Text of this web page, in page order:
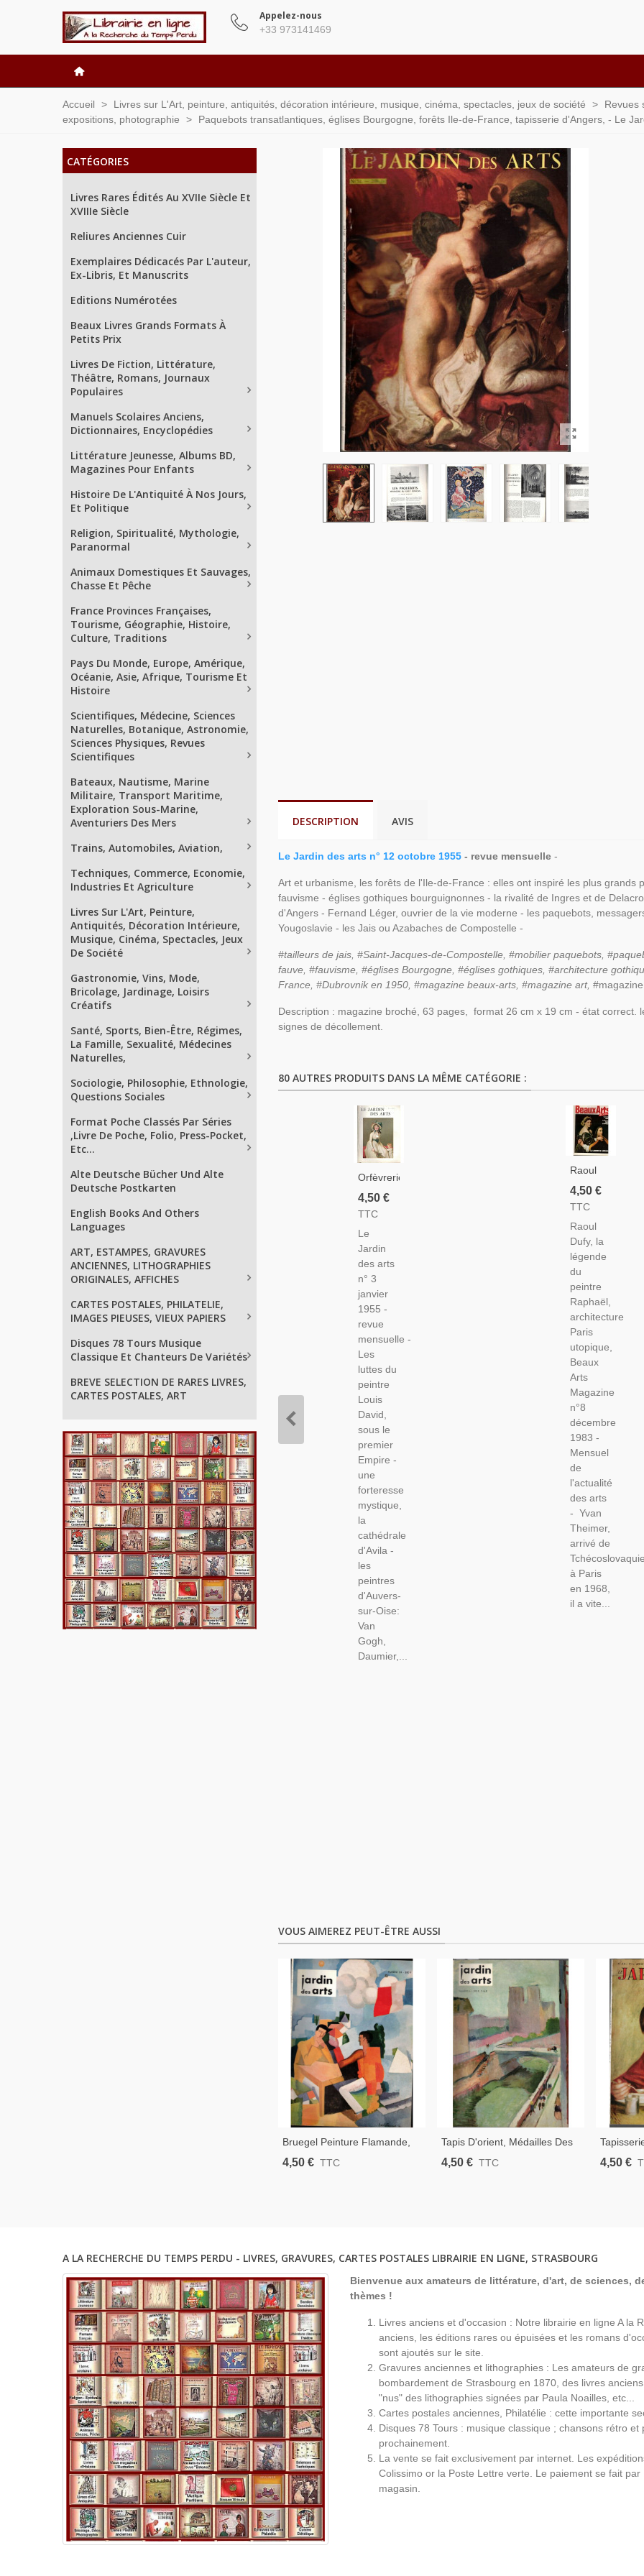
Appelez-nous
+33 973141469
Accueil > Livres sur L'Art, peinture, antiquités, décoration intérieure, musique, cinéma, spectacles, jeux de société >
Revues
expositions, photographie
> Paquebots transatlantiques, églises Bourgogne, forêts Ile-de-France, tapisserie d'Angers, - Le
CATÉGORIES
Livres Rares Édités Au XVIIe Siècle Et
XVIIIe Siècle
Reliures Anciennes Cuir
Exemplaires Dédicacés Par L'auteur,
Ex-Libris, Et Manuscrits
Editions Numérotées
Beaux Livres Grands Formats À
Petits Prix
Livres De Fiction, Littérature,
Théâtre, Romans, Journaux
Populaires
Manuels Scolaires Anciens,
Dictionnaires, Encyclopédies
Littérature Jeunesse, Albums BD,
Magazines Pour Enfants
Histoire De L'Antiquité À Nos Jours,
Et Politique
Religion, Spiritualité, Mythologie,
Paranormal
Animaux Domestiques Et Sauvages,
Chasse Et Pêche
France Provinces Françaises,
Tourisme, Géographie, Histoire,
Culture, Traditions
Pays Du Monde, Europe, Amérique,
Océanie, Asie, Afrique, Tourisme Et
Histoire
Scientifiques, Médecine, Sciences
Naturelles, Botanique, Astronomie,
Sciences Physiques, Revues
Scientifiques
Bateaux, Nautisme, Marine
Militaire, Transport Maritime,
Exploration Sous-Marine,
Aventuriers Des Mers
Trains, Automobiles, Aviation,
Techniques, Commerce, Economie,
Industries Et Agriculture
Livres Sur L'Art, Peinture,
Antiquités, Décoration Intérieure,
Musique, Cinéma, Spectacles, Jeux
De Société
Gastronomie, Vins, Mode,
Bricolage, Jardinage, Loisirs
Créatifs
Santé, Sports, Bien-Être, Régimes,
La Famille, Sexualité, Médecines
Naturelles,
Sociologie, Philosophie, Ethnologie,
Questions Sociales
Format Poche Classés Par Séries
,Livre De Poche, Folio, Press-Pocket,
Etc...
Alte Deutsche Bücher Und Alte
Deutsche Postkarten
English Books And Others
Languages
ART, ESTAMPES, GRAVURES
ANCIENNES, LITHOGRAPHIES
ORIGINALES, AFFICHES
CARTES POSTALES, PHILATELIE,
IMAGES PIEUSES, VIEUX PAPIERS
Disques 78 Tours Musique
Classique Et Chanteurs De Variétés
BREVE SELECTION DE RARES LIVRES,
CARTES POSTALES, ART
DESCRIPTION AVIS
Le Jardin des arts n° 12 octobre 1955 - revue mensuelle -
Art et urbanisme, les forêts de l'Ile-de-France : elles ont inspiré les plus
fauvisme - églises gothiques bourguignonnes - la rivalité de Ingres et de
d'Angers - Fernand Léger, ouvrier de la vie moderne - les paquebots,
Yougoslavie - les Jais ou Azabaches de Compostelle -
#tailleurs de jais, #Saint-Jacques-de-Compostelle, #mobilier paquebots,
fauve, #fauvisme, #églises Bourgogne, #églises gothiques, #architecture
France, #Dubrovnik en 1950, #magazine beaux-arts, #magazine art,
Description : magazine broché, 63 pages, format 26 cm x 19 cm - état correct.
signes de décollement.
80 AUTRES PRODUITS DANS LA MÊME CATÉGORIE :
Orfèvrerie
Portugal,
Fourrures,
Auvers-
Sur-
Oise,
Oiseaux,
Peintre
David, -
Le
Jardin
Des Arts
N°3 Jan
1955 -,
4,50 €
TTC
Le
Jardin
des arts
n° 3
janvier
1955 -
revue
mensuelle -
Les
luttes du
peintre
Louis
David,
sous le
premier
Empire -
une
forteresse
mystique,
la
cathédrale
d'Avila -
les
peintres
d'Auvers-
sur-Oise:
Van
Gogh,
Daumier,...
Raoul
Dufy,
Peintre
Électricité
Du Néon
À L'art,
Architecture
Paris
Utopique,
Beaux
Arts
Magazine
N°8 Déc
1983
4,50 €
TTC
Raoul
Dufy, la
légende
du
peintre
Raphaël,
architecture
Paris
utopique,
Beaux
Arts
Magazine
n°8
décembre
1983 -
Mensuel
de
l'actualité
des arts
- Yvan
Theimer,
arrivé de
Tchécoslovaquie
à Paris
en 1968,
il a vite...
VOUS AIMEREZ PEUT-ÊTRE AUSSI
Bruegel Peinture Flamande,
Bourgogne, Églises D'Orient,
Affiches, , - Jardin Des Arts
4,50 € TTC
Tapis D'orient, Médailles Des
Papes, Millet, Paris En
Peinture - Jardin Des Arts
4,50 € TTC
Abbayes
- Jardin
4,50 €
A LA RECHERCHE DU TEMPS PERDU - LIVRES, GRAVURES, CARTES POSTALES LIBRAIRIE EN LIGNE, STRASBOURG
Bienvenue aux amateurs de littérature, d'art, de sciences,
thèmes !
Livres anciens et d'occasion : Notre librairie en ligne A la
anciens, les éditions rares ou épuisées et les romans
sont ajoutés sur le site.
Gravures anciennes et lithographies : Les amateurs de
bombardement de Strasbourg en 1870, des livres
"nus" des lithographies signées par Paula Noailles, etc...
Cartes postales anciennes, Philatélie : cette importante
Disques 78 Tours : musique classique ; chansons rétro
prochainement.
La vente se fait exclusivement par internet. Les
Colissimo or la Poste Lettre verte. Le paiement se fait
magasin.